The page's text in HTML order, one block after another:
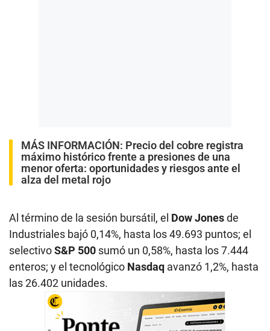
MÁS INFORMACIÓN: Precio del cobre registra
máximo histórico frente a presiones de una
menor oferta: oportunidades y riesgos ante el
alza del metal rojo
Al término de la sesión bursátil, el Dow Jonesde
Industriales bajó 0,14%, hasta los 49.693 puntos; el
selectivoS&P 500 sumó un 0,58%, hasta los 7.444
enteros; y el tecnológico Nasdaq avanzó 1,2%, hasta
las 26.402 unidades.